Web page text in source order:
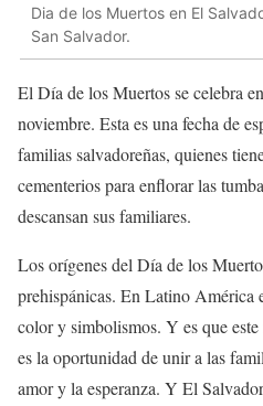
Dia de los Muertos en El
San Salvador.
El Día de los Muertos se celebra
noviembre. Esta es una fecha de
familias salvadoreñas, quienes
cementerios para enflorar las
descansan sus familiares.
Los orígenes del Día de los
prehispánicas. En Latino América
color y simbolismos. Y es que
es la oportunidad de unir a las
amor y la esperanza. Y El